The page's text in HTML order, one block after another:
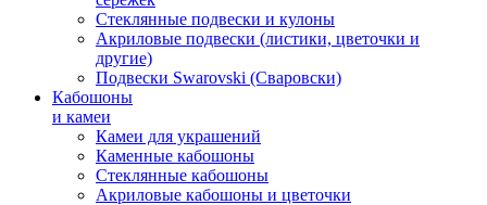
Стеклянные подвески и кулоны
Акриловые подвески (листики, цветочки и
другие)
Подвески Swarovski (Сваровски)
Кабошоны
и камеи
Камеи для украшений
Каменные кабошоны
Стеклянные кабошоны
Акриловые кабошоны и цветочки